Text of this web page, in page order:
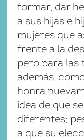
formar, dar
a sus hijas e
mujeres que
frente a la
pero para las
además,
honra
idea de que
diferentes;
a que su